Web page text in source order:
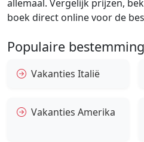
allemaal. Vergelijk prijzen,
boek direct online voor de
Populaire
Vakanties Italië
Vakanties Amerika